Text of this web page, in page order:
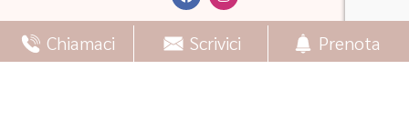
CONTATTI
Chiamaci Scrivici Prenota